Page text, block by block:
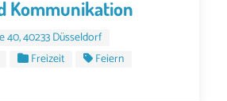
Kommunikation
40, 40233 Düsseldorf
Freizeit Feiern